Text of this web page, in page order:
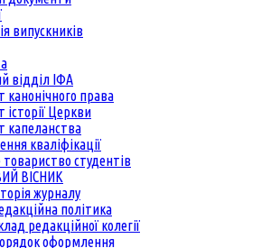
випускників
відділ ІФА
канонічного права
історії Церкви
капеланства
кваліфікації
товариство студентів
ВІСНИК
журналу
політика
редакційної колегії
оформлення